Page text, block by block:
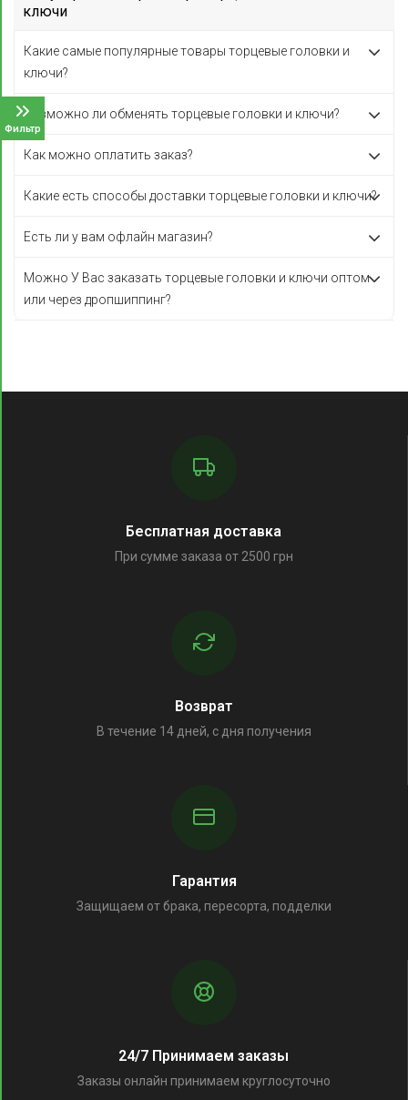
Фильтр
ключи
Какие самые популярные товары торцевые головки и
ключи?
Возможно ли обменять торцевые головки и ключи?
Как можно оплатить заказ?
Какие есть способы доставки торцевые головки и ключи?
Есть ли у вам офлайн магазин?
Можно У Вас заказать торцевые головки и ключи оптом
или через дропшиппинг?
Бесплатная доставка
При сумме заказа от 2500 грн
Возврат
В течение 14 дней, с дня получения
Гарантия
Защищаем от брака, пересорта, подделки
24/7 Принимаем заказы
Заказы онлайн принимаем круглосуточно